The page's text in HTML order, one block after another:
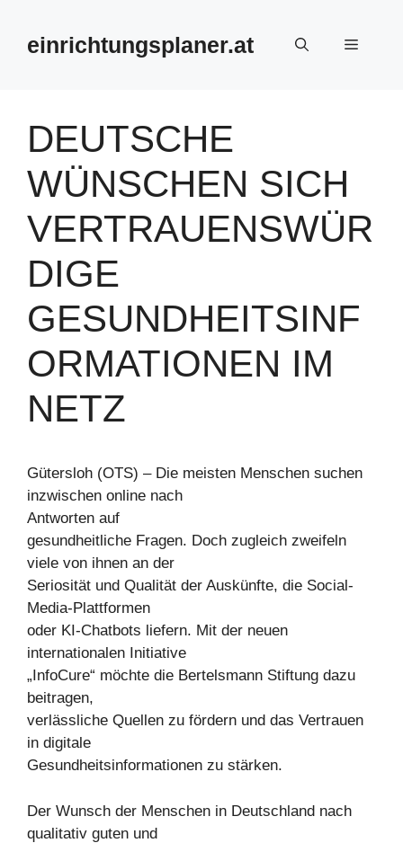
springeneinrichtungsplaner.at Menü
DEUTSCHE
WÜNSCHEN SICH
VERTRAUENSWÜR
DIGE
GESUNDHEITSINF
ORMATIONEN IM
NETZ
Gütersloh (OTS) – Die meisten Menschen suchen
inzwischen online nach
Antworten auf
gesundheitliche Fragen. Doch zugleich zweifeln
viele von ihnen an der
Seriosität und Qualität der Auskünfte, die Social-
Media-Plattformen
oder KI-Chatbots liefern. Mit der neuen
internationalen Initiative
„InfoCure“ möchte die Bertelsmann Stiftung dazu
beitragen,
verlässliche Quellen zu fördern und das Vertrauen
in digitale
Gesundheitsinformationen zu stärken.
Der Wunsch der Menschen in Deutschland nach
qualitativ guten und